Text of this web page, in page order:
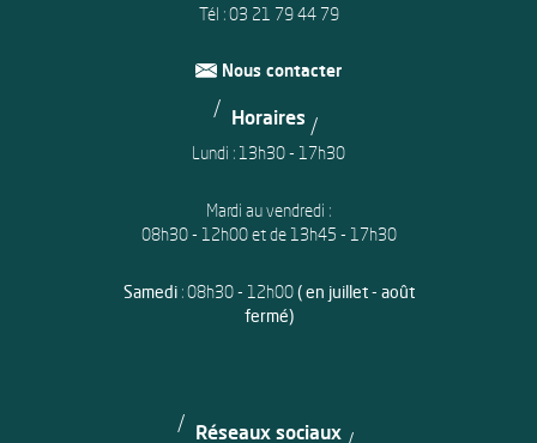
Tél :03 21 79 44 79
Nous contacter
Horaires
Lundi : 13h30 - 17h30
Mardi au vendredi :
08h30 - 12h00 et de 13h45 - 17h30
Samedi: 08h30 - 12h00( en juillet - août
fermé)
Réseaux sociaux